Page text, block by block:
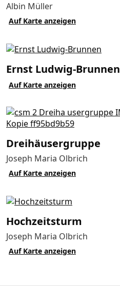
Albin Müller
Auf Karte anzeigen
Ernst Ludwig-Brunnen
Auf Karte anzeigen
Dreihäusergruppe
Joseph Maria Olbrich
Auf Karte anzeigen
Hochzeits­turm
Joseph Maria Olbrich
Auf Karte anzeigen